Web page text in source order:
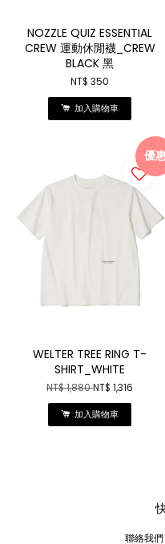
NOZZLE QUIZ ESSENTIAL
CREW 運動休閒襪_CREW
BLACK 黑
NT$ 350
加入購物車
優
WELTER TREE RING T-
SHIRT_WHITE
NT$ 1,880NT$ 1,316
加入購物車
聯絡我